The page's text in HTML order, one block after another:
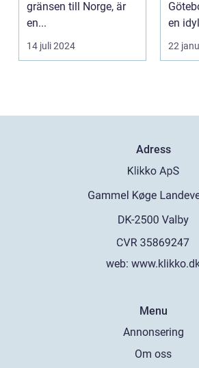
ser på nära håll
gränsen till Norge, är
en...
14 juli 2024
en
22
Adress
web:
Menu
Annonsering
Om oss